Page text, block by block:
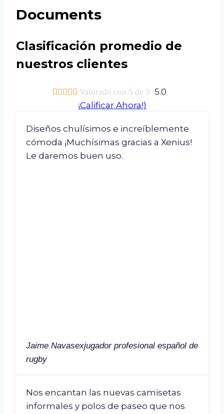
Documents
Clasificación promedio de
nuestros clientes
5.0
     Valorado con 5 de 5
¡Calificar Ahora!)
Diseños chulísimos e increíblemente
cómoda ¡Muchísimas gracias a Xenius!
Le daremos buen uso.
Jaime Navasexjugador profesional español de
rugby
Nos encantan las nuevas camisetas
informales y polos de paseo que nos